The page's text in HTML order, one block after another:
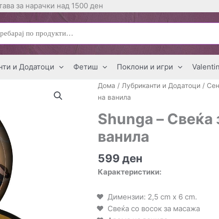
за нарачки над 1500 ден
и Додатоци Фетиш Поклони и игри
Дома / Лубриканти и Додатоци /
на ванила
Shunga –
ванила
599 ден
Карактеристики:
Димензии: 2,5 cm x 6 cm.
Свеќа со восок за масажа